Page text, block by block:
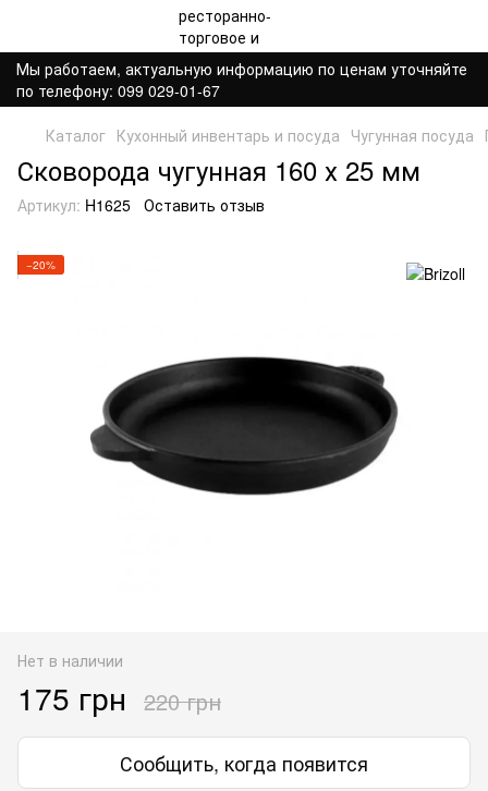
Мы работаем, актуальную информацию по ценам уточняйте
по телефону: 099 029-01-67
Каталог Кухонный инвентарь и посуда Чугунная посуда
Сковорода чугунная 160 х 25 мм
Артикул: H1625 Оставить отзыв
−20%
Нет в наличии
175 грн 220 грн
Сообщить, когда появится